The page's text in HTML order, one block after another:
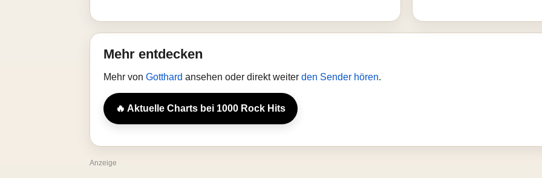
Mehr entdecken
Mehr von Gotthard ansehen oder direkt weiter den Sender hören.
🔥 Aktuelle Charts bei 1000 Rock Hits
Anzeige